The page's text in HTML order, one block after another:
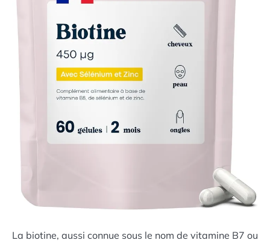
La biotine, aussi connue sous le nom de vitamine B7 ou